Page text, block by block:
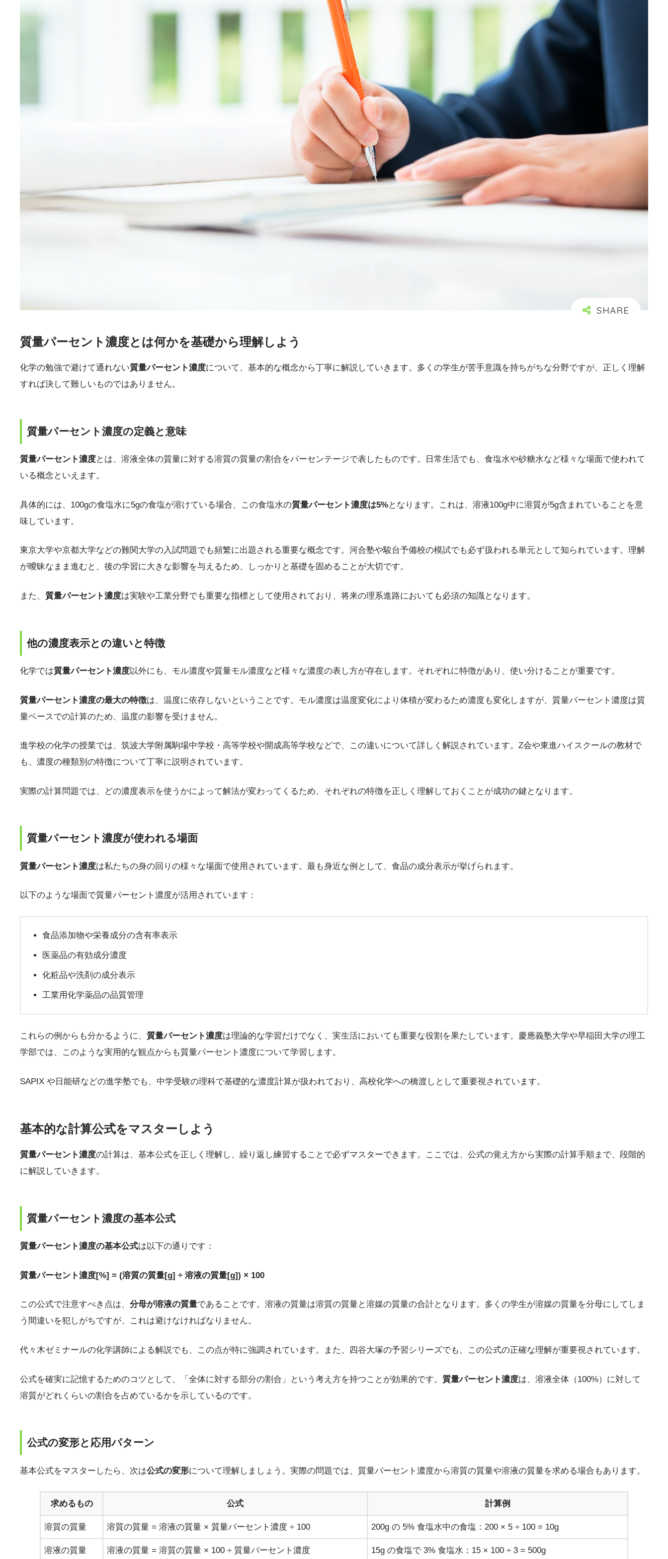
質量パーセント濃度とは何かを基礎から理解しよう
化学の勉強で避けて通れない質量パーセント濃度について、基本的な概念から丁寧に解説していきます。多くの学生が苦手意識を持ちがちな分野ですが、正しく理解
すれば決して難しいものではありません。
質量パーセント濃度の定義と意味
質量パーセント濃度とは、溶液全体の質量に対する溶質の質量の割合をパーセンテージで表したものです。日常生活でも、食塩水や砂糖水など様々な場面で使われて
いる概念といえます。
具体的には、100gの食塩水に5gの食塩が溶けている場合、この食塩水の質量パーセント濃度は5%となります。これは、溶液100g中に溶質が5g含まれていることを意
味しています。
東京大学や京都大学などの難関大学の入試問題でも頻繁に出題される重要な概念です。河合塾や駿台予備校の模試でも必ず扱われる単元として知られています。理解
が曖昧なまま進むと、後の学習に大きな影響を与えるため、しっかりと基礎を固めることが大切です。
また、 質量パーセント濃度は実験や工業分野でも重要な指標として使用されており、将来の理系進路においても必須の知識となります。
他の濃度表示との違いと特徴
化学では質量パーセント濃度以外にも、モル濃度や質量モル濃度など様々な濃度の表し方が存在します。それぞれに特徴があり、使い分けることが重要です。
質量パーセント濃度の最大の特徴は、温度に依存しないということです。モル濃度は温度変化により体積が変わるため濃度も変化しますが、質量パーセント濃度は質
量ベースでの計算のため、温度の影響を受けません。
進学校の化学の授業では、筑波大学附属駒場中学校・高等学校や開成高等学校などで、この違いについて詳しく解説されています。Z会や東進ハイスクールの教材で
も、濃度の種類別の特徴について丁寧に説明されています。
実際の計算問題では、どの濃度表示を使うかによって解法が変わってくるため、それぞれの特徴を正しく理解しておくことが成功の鍵となります。
質量パーセント濃度が使われる場面
質量パーセント濃度は私たちの身の回りの様々な場面で使用されています。最も身近な例として、食品の成分表示が挙げられます。
以下のような場面で質量パーセント濃度が活用されています：
食品添加物や栄養成分の含有率表示
医薬品の有効成分濃度
化粧品や洗剤の成分表示
工業用化学薬品の品質管理
これらの例からも分かるように、 質量パーセント濃度は理論的な学習だけでなく、実生活においても重要な役割を果たしています。慶應義塾大学や早稲田大学の理工
学部では、このような実用的な観点からも質量パーセント濃度について学習します。
SAPIX や日能研などの進学塾でも、中学受験の理科で基礎的な濃度計算が扱われており、高校化学への橋渡しとして重要視されています。
基本的な計算公式をマスターしよう
質量パーセント濃度の計算は、基本公式を正しく理解し、繰り返し練習することで必ずマスターできます。ここでは、公式の覚え方から実際の計算手順まで、段階的
に解説していきます。
質量パーセント濃度の基本公式
質量パーセント濃度の基本公式は以下の通りです：
質量パーセント濃度[%] = (溶質の質量[g] ÷ 溶液の質量[g]) × 100
この公式で注意すべき点は、 分母が溶液の質量であることです。溶液の質量は溶質の質量と溶媒の質量の合計となります。多くの学生が溶媒の質量を分母にしてしま
う間違いを犯しがちですが、これは避けなければなりません。
代々木ゼミナールの化学講師による解説でも、この点が特に強調されています。また、四谷大塚の予習シリーズでも、この公式の正確な理解が重要視されています。
公式を確実に記憶するためのコツとして、「全体に対する部分の割合」という考え方を持つことが効果的です。 質量パーセント濃度は、溶液全体（100%）に対して
溶質がどれくらいの割合を占めているかを示しているのです。
公式の変形と応用パターン
基本公式をマスターしたら、次は公式の変形について理解しましょう。実際の問題では、質量パーセント濃度から溶質の質量や溶液の質量を求める場合もあります。
求めるもの 公式 計算例
溶質の質量 溶質の質量 = 溶液の質量 × 質量パーセント濃度 ÷ 100 200g の 5% 食塩水中の食塩：200 × 5 ÷ 100 = 10g
溶液の質量 溶液の質量 = 溶質の質量 × 100 ÷ 質量パーセント濃度 15g の食塩で 3% 食塩水：15 × 100 ÷ 3 = 500g